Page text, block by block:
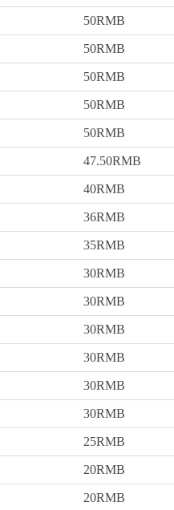
50RMB
50RMB
50RMB
50RMB
50RMB
47.50RMB
40RMB
36RMB
35RMB
30RMB
30RMB
30RMB
30RMB
30RMB
30RMB
25RMB
20RMB
20RMB